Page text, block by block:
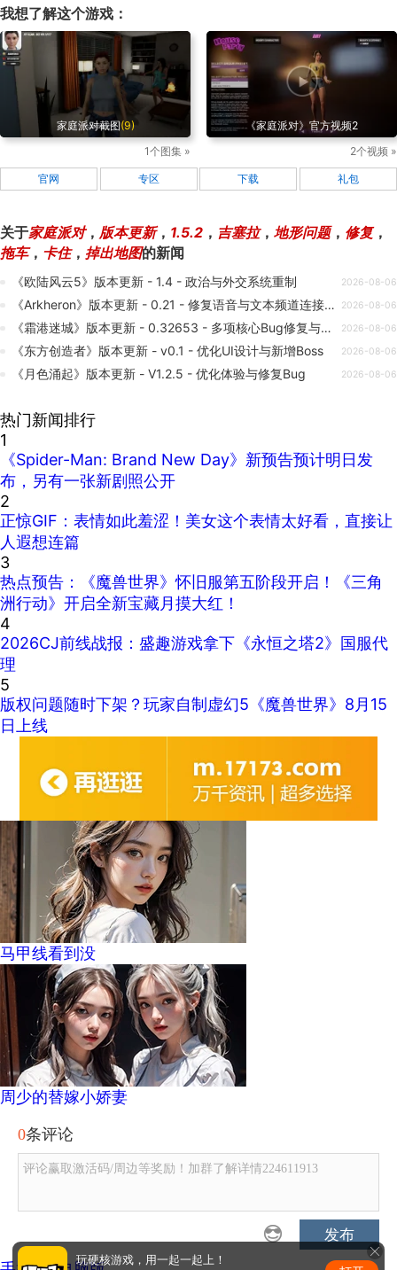
我想了解这个游戏：
家庭派对截图(9)
1个图集 »
《家庭派对》官方视频2
2个视频 »
官网 专区 下载 礼包
关于家庭派对， 版本更新， 1.5.2 ， 吉塞拉， 地形问题， 修复，
拖车， 卡住， 掉出地图的新闻
《欧陆风云5》版本更新 - 1.4 - 政治与外交系统重制 2026-08-06
《Arkheron》版本更新 - 0.21 - 修复语音与文本频道连接问题 2026-08-06
《霜港迷城》版本更新 - 0.32653 - 多项核心Bug修复与体验优化 2026-08-06
《东方创造者》版本更新 - v0.1 - 优化UI设计与新增Boss 2026-08-06
《月色涌起》版本更新 - V1.2.5 - 优化体验与修复Bug 2026-08-06
热门新闻排行
1
《Spider-Man: Brand New Day》新预告预计明日发
布，另有一张新剧照公开
2
正惊GIF：表情如此羞涩！美女这个表情太好看，直接让
人遐想连篇
3
热点预告：《魔兽世界》怀旧服第五阶段开启！《三角
洲行动》开启全新宝藏月摸大红！
4
2026CJ前线战报：盛趣游戏拿下《永恒之塔2》国服代
理
5
版权问题随时下架？玩家自制虚幻5《魔兽世界》8月15
日上线
马甲线看到没
周少的替嫁小娇妻
0条评论
评论赢取激活码/周边等奖励！加群了解详情224611913
发布
玩硬核游戏，用一起一起上！